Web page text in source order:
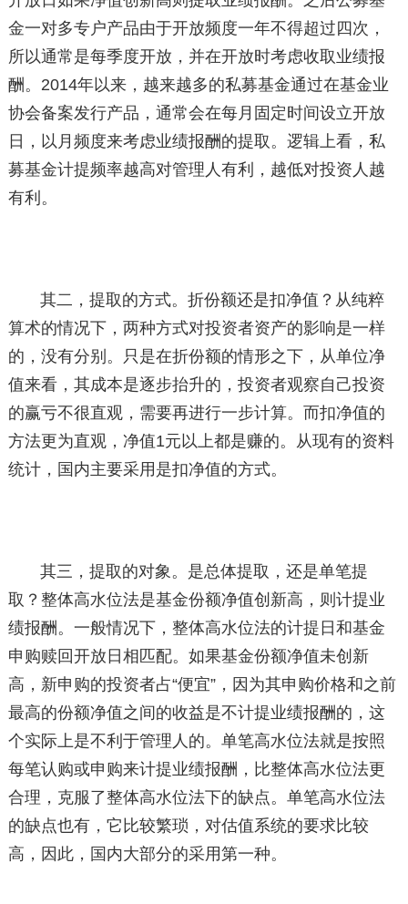
金一对多专户产品由于开放频度一年不得超过四次，
所以通常是每季度开放，并在开放时考虑收取业绩报
酬。2014年以来，越来越多的私募基金通过在基金业
协会备案发行产品，通常会在每月固定时间设立开放
日，以月频度来考虑业绩报酬的提取。逻辑上看，私
募基金计提频率越高对管理人有利，越低对投资人越
有利。
其二，提取的方式。折份额还是扣净值？从纯粹
算术的情况下，两种方式对投资者资产的影响是一样
的，没有分别。只是在折份额的情形之下，从单位净
值来看，其成本是逐步抬升的，投资者观察自己投资
的赢亏不很直观，需要再进行一步计算。而扣净值的
方法更为直观，净值1元以上都是赚的。从现有的资料
统计，国内主要采用是扣净值的方式。
其三，提取的对象。是总体提取，还是单笔提
取？整体高水位法是基金份额净值创新高，则计提业
绩报酬。一般情况下，整体高水位法的计提日和基金
申购赎回开放日相匹配。如果基金份额净值未创新
高，新申购的投资者占“便宜”，因为其申购价格和之前
最高的份额净值之间的收益是不计提业绩报酬的，这
个实际上是不利于管理人的。单笔高水位法就是按照
每笔认购或申购来计提业绩报酬，比整体高水位法更
合理，克服了整体高水位法下的缺点。单笔高水位法
的缺点也有，它比较繁琐，对估值系统的要求比较
高，因此，国内大部分的采用第一种。